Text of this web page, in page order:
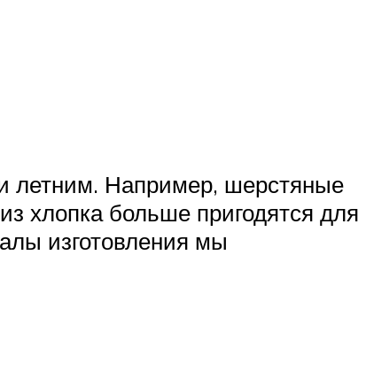
летним. Например, шерстяные
хлопка больше пригодятся для
изготовления мы